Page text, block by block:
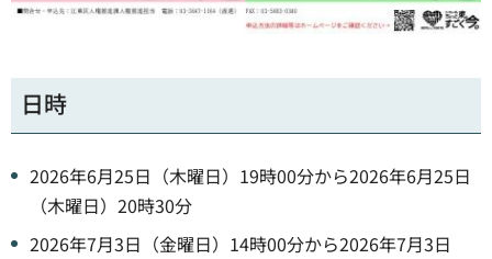
日時
2026年6月25日（木曜日）19時00分から2026年6月25日
（木曜日）20時30分
2026年7月3日（金曜日）14時00分から2026年7月3日